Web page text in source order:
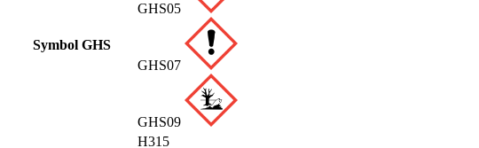
Symbol GHS
GHS05
GHS07
GHS09
H315